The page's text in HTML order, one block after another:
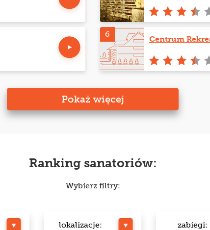
6
Centrum
Pokaż więcej
Ranking sanatoriów:
Wybierz filtry:
lokalizacje: zabiegi: